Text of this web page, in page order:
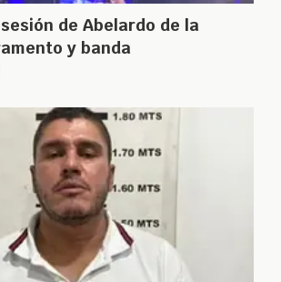
de Abelardo de la
y banda